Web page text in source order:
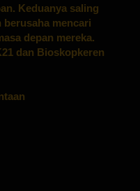
Keduanya saling
berusaha mencari
depan mereka.
dan Bioskopkeren